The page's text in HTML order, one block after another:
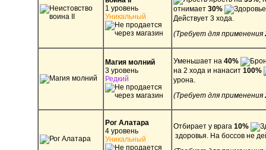
1 уровень
Уникальный
отнимает 30%
Действует 3 хода.
(Требует для применения
Магия молний
3 уровень
Редкий
Уменьшает на 40%
на 2 хода и нанасит 100%
урона.
(Требует для применения
Рог Алатара
4 уровень
Уникальный
Отбирает у врага 10%
здоровья. На боссов не